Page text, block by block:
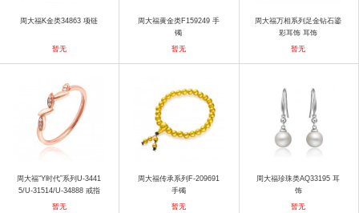
周大福K金类34863 项链
暂无
周大福黄金类F159249 手
镯
暂无
周大福万相系列足金钻石鎏
彩耳饰 耳饰
暂无
周大福“Y时代”系列U-3441
5/U-31514/U-34888 戒指
暂无
周大福传承系列F-209691
手镯
暂无
周大福珍珠类AQ33195 耳
饰
暂无